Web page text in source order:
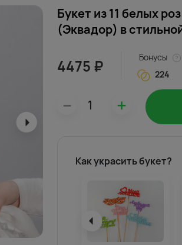
Букет из 11 белых
(Эквадор) в
4475 ₽
Бонусы
224
– +
Как украсить букет?